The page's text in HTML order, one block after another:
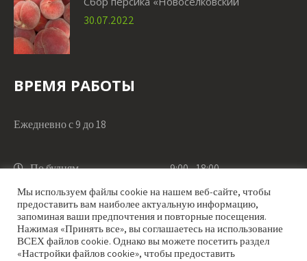
30.07.2022
ВРЕМЯ РАБОТЫ
Ежедневно с 9 до 18
По будням 9:00 - 18:00
По выходным 9:00 - 18:00
Мы используем файлы cookie на нашем веб-сайте, чтобы
предоставить вам наиболее актуальную информацию,
запоминая ваши предпочтения и повторные посещения.
Нажимая «Принять все», вы соглашаетесь на использование
ВСЕХ файлов cookie. Однако вы можете посетить раздел
«Настройки файлов cookie», чтобы предоставить